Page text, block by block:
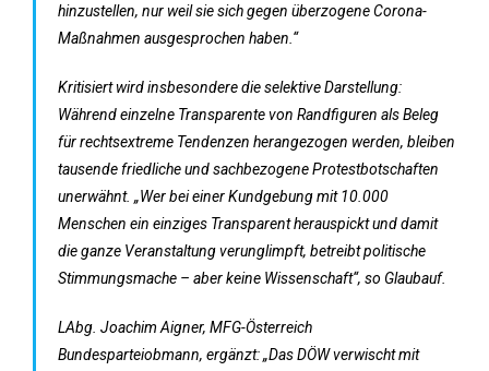
hinzustellen, nur weil sie sich gegen überzogene Corona-
Maßnahmen ausgesprochen haben.“
Kritisiert wird insbesondere die selektive Darstellung:
Während einzelne Transparente von Randfiguren als Beleg
für rechtsextreme Tendenzen herangezogen werden, bleiben
tausende friedliche und sachbezogene Protestbotschaften
unerwähnt. „Wer bei einer Kundgebung mit 10.000
Menschen ein einziges Transparent herauspickt und damit
die ganze Veranstaltung verunglimpft, betreibt politische
Stimmungsmache – aber keine Wissenschaft“, so Glaubauf.
LAbg. Joachim Aigner, MFG-Österreich
Bundesparteiobmann, ergänzt: „Das DÖW verwischt mit